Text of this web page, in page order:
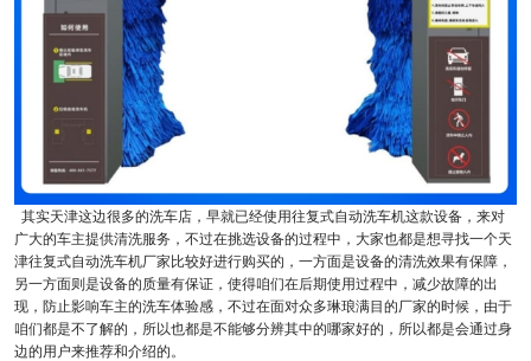
其实天津这边很多的洗车店，早就已经使用往复式自动洗车机这款设备，来对
广大的车主提供清洗服务，不过在挑选设备的过程中，大家也都是想寻找一个天
津往复式自动洗车机厂家比较好进行购买的，一方面是设备的清洗效果有保障，
另一方面则是设备的质量有保证，使得咱们在后期使用过程中，减少故障的出
现，防止影响车主的洗车体验感，不过在面对众多琳琅满目的厂家的时候，由于
咱们都是不了解的，所以也都是不能够分辨其中的哪家好的，所以都是会通过身
边的用户来推荐和介绍的。